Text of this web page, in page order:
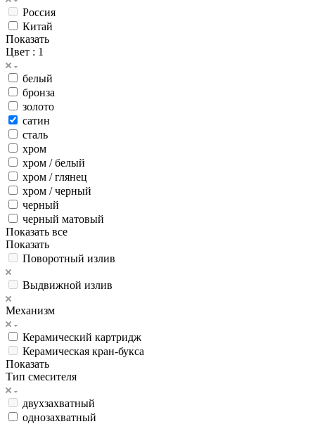
Россия
Китай
Показать
Цвет : 1
белый
бронза
золото
сатин
сталь
хром
хром / белый
хром / глянец
хром / черный
черный
черный матовый
Показать все
Показать
Поворотный излив
Выдвижной излив
Механизм
Керамический картридж
Керамическая кран-букса
Показать
Тип смесителя
двухзахватный
однозахватный